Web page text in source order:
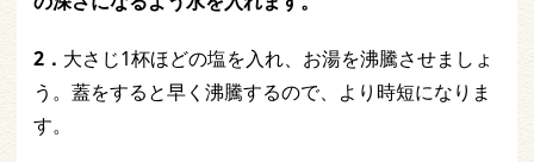
2． 大さじ1杯ほどの塩を入れ、お湯を沸騰させましょ
う。蓋をすると早く沸騰するので、より時短になりま
す。